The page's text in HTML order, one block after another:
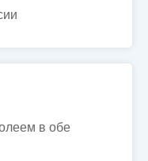
в обе